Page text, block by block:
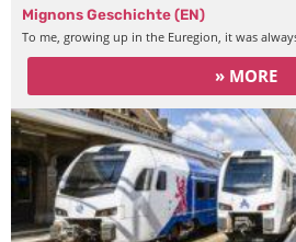
Mignons Geschichte (EN)
To me, growing up in the Euregion, it was
» MORE